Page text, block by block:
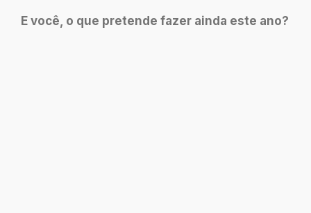
E você, o que pretende fazer ainda este ano?